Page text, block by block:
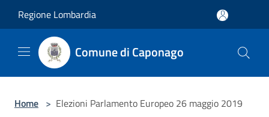
Regione Lombardia
Comune di Caponago
Home > Elezioni Parlamento Europeo 26 maggio 2019